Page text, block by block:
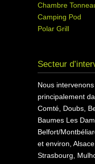
Chambre
Camping Pod
Polar Grill
Secteur
Nous
principalement
Comté, Doubs,
Baumes Les
Belfort/
et environ,
Strasbourg,